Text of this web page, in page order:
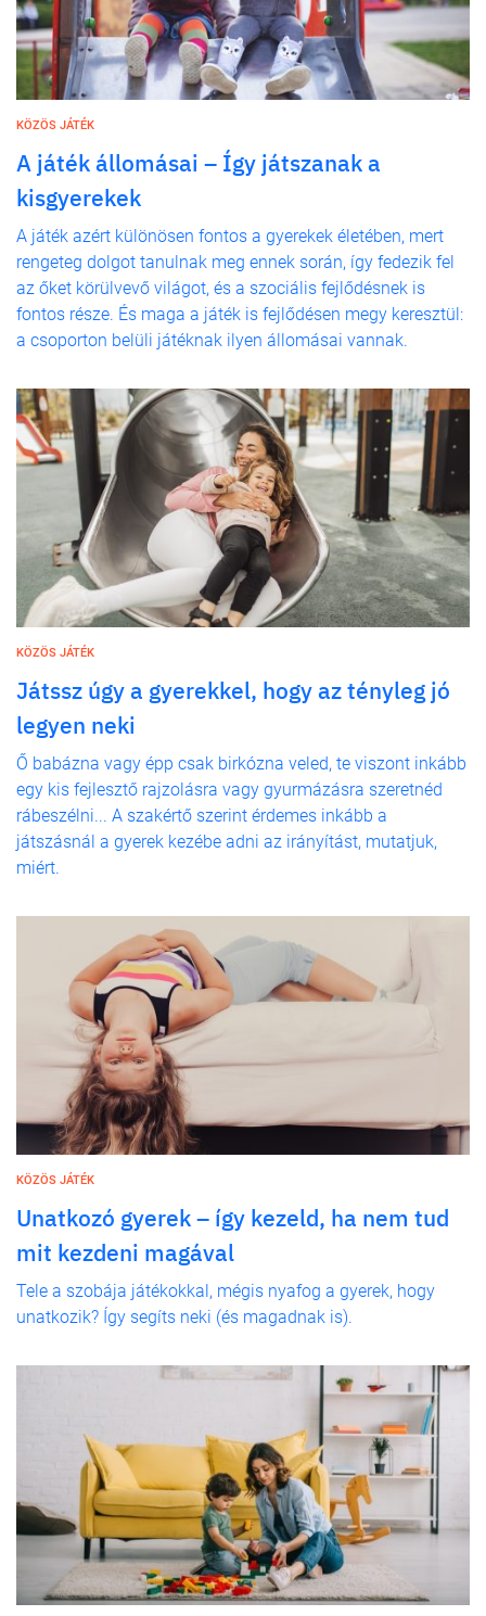
KÖZÖS JÁTÉK
A játék állomásai – Így játszanak a
kisgyerekek
A játék azért különösen fontos a gyerekek életében, mert
rengeteg dolgot tanulnak meg ennek során, így fedezik fel
az őket körülvevő világot, és a szociális fejlődésnek is
fontos része. És maga a játék is fejlődésen megy keresztül:
a csoporton belüli játéknak ilyen állomásai vannak.
KÖZÖS JÁTÉK
Játssz úgy a gyerekkel, hogy az tényleg jó
legyen neki
Ő babázna vagy épp csak birkózna veled, te viszont inkább
egy kis fejlesztő rajzolásra vagy gyurmázásra szeretnéd
rábeszélni... A szakértő szerint érdemes inkább a
játszásnál a gyerek kezébe adni az irányítást, mutatjuk,
miért.
KÖZÖS JÁTÉK
Unatkozó gyerek – így kezeld, ha nem tud
mit kezdeni magával
Tele a szobája játékokkal, mégis nyafog a gyerek, hogy
unatkozik? Így segíts neki (és magadnak is).